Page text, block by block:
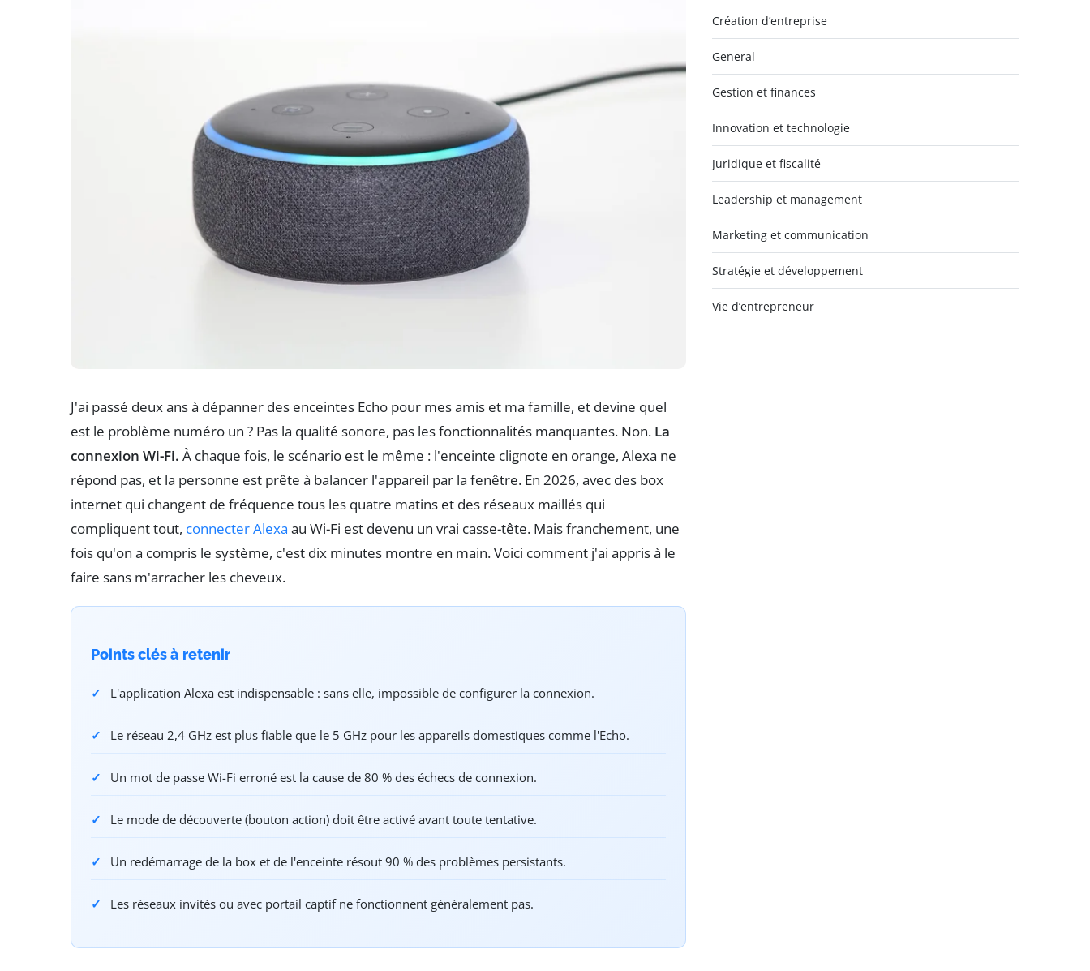
J'ai passé deux ans à dépanner des enceintes Echo pour mes amis et ma famille, et devine quel
est le problème numéro un ? Pas la qualité sonore, pas les fonctionnalités manquantes. Non. La
connexion Wi-Fi. À chaque fois, le scénario est le même : l'enceinte clignote en orange, Alexa ne
répond pas, et la personne est prête à balancer l'appareil par la fenêtre. En 2026, avec des box
internet qui changent de fréquence tous les quatre matins et des réseaux maillés qui
compliquent tout, connecter Alexa au Wi-Fi est devenu un vrai casse-tête. Mais franchement, une
fois qu'on a compris le système, c'est dix minutes montre en main. Voici comment j'ai appris à le
faire sans m'arracher les cheveux.
Points clés à retenir
L'application Alexa est indispensable : sans elle, impossible de configurer la connexion.
Le réseau 2,4 GHz est plus fiable que le 5 GHz pour les appareils domestiques comme l'Echo.
Un mot de passe Wi-Fi erroné est la cause de 80 % des échecs de connexion.
Le mode de découverte (bouton action) doit être activé avant toute tentative.
Un redémarrage de la box et de l'enceinte résout 90 % des problèmes persistants.
Les réseaux invités ou avec portail captif ne fonctionnent généralement pas.
Création d’entreprise
General
Gestion et finances
Innovation et technologie
Juridique et fiscalité
Leadership et management
Marketing et communication
Stratégie et développement
Vie d’entrepreneur